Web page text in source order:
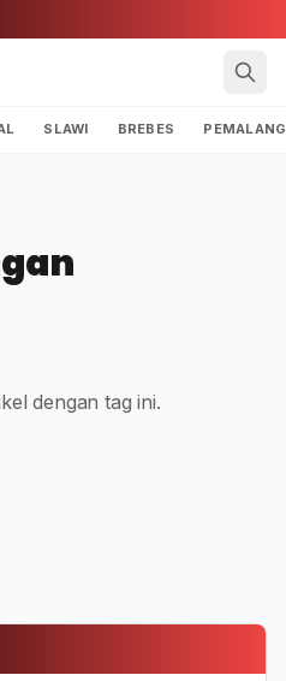
SLAWI BREBES PEMALANG
dengan tag ini.